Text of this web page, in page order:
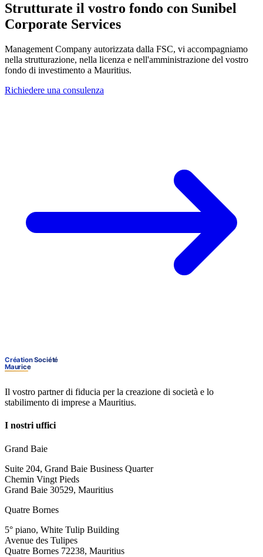
Strutturate il vostro fondo con Sunibel
Corporate Services
Management Company autorizzata dalla FSC, vi accompagniamo
nella strutturazione, nella licenza e nell'amministrazione del vostro
fondo di investimento a Mauritius.
Richiedere una consulenza
Il vostro partner di fiducia per la creazione di società e lo
stabilimento di imprese a Mauritius.
I nostri uffici
Grand Baie
Suite 204, Grand Baie Business Quarter
Chemin Vingt Pieds
Grand Baie 30529, Mauritius
Quatre Bornes
5° piano, White Tulip Building
Avenue des Tulipes
Quatre Bornes 72238, Mauritius